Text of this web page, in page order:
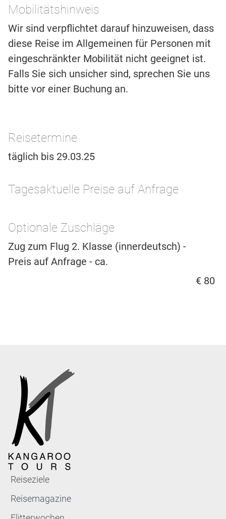
Mobilitätshinweis
Wir sind verpflichtet darauf hinzuweisen, dass
diese Reise im Allgemeinen für Personen mit
eingeschränkter Mobilität nicht geeignet ist.
Falls Sie sich unsicher sind, sprechen Sie uns
bitte vor einer Buchung an.
Reisetermine
täglich bis 29.03.25
Tagesaktuelle Preise auf Anfrage
Optionale Zuschläge
Zug zum Flug 2. Klasse (innerdeutsch) -
Preis auf Anfrage - ca.
€ 80
Reiseziele
Reisemagazine